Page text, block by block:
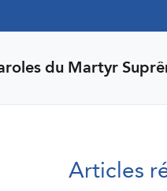
du Martyr
Articles